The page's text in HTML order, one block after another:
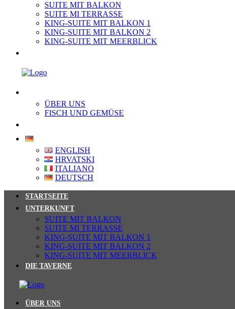
SUITE MIT BALKON
SUITE MI TERRASSE
KING-SUITE MIT BALKON 1
KING-SUITE MIT BALKON 2
KING-SUITE MIT MEERBLICK
ÜBER UNS
FISCH UND GEMÜSE
ENGLISH
HRVATSKI
ITALIANO
DEUTSCH
STARTSEITE
UNTERKUNFT
SUITE MIT BALKON
SUITE MI TERRASSE
KING-SUITE MIT BALKON 1
KING-SUITE MIT BALKON 2
KING-SUITE MIT MEERBLICK
DIE TAVERNE
ÜBER UNS